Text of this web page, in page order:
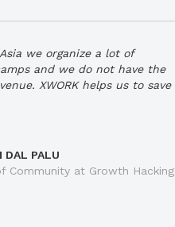
we organize a lot of
and we do not have the
XWORK helps us to save
DAL PALU
Community at Growth Hacking